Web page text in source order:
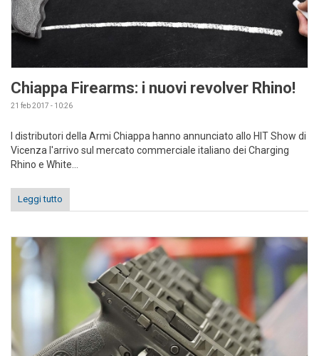
Chiappa Firearms: i nuovi revolver Rhino!
21 feb 2017 - 10:26
I distributori della Armi Chiappa hanno annunciato allo HIT Show di
Vicenza l'arrivo sul mercato commerciale italiano dei Charging
Rhino e White...
Leggi tutto